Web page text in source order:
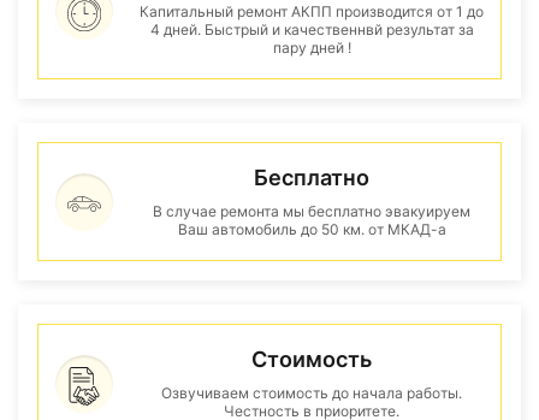
Капитальный ремонт АКПП производится от 1 до
4 дней. Быстрый и качественнвй результат за
пару дней !
Бесплатно
В случае ремонта мы бесплатно эвакуируем
Ваш автомобиль до 50 км. от МКАД-а
Стоимость
Озвучиваем стоимость до начала работы.
Честность в приоритете.